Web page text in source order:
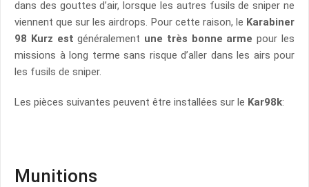
dans des gouttes d’air, lorsque les autres fusils de sniper ne
viennent que sur les airdrops. Pour cette raison, le Karabiner
98 Kurz est généralement une très bonne arme pour les
missions à long terme sans risque d’aller dans les airs pour
les fusils de sniper.
Les pièces suivantes peuvent être installées sur le Kar98k:
Munitions